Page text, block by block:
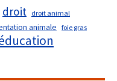
droit droit animal
animale foie gras